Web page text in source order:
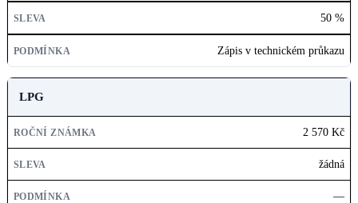
50 %
Zápis v technickém průkazu
LPG
2 570 Kč
žádná
—